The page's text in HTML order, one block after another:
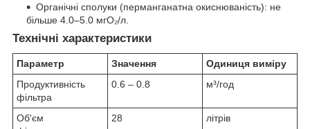
Органічні сполуки (перманганатна окиснюваність): не
більше 4.0–5.0 мгО₂/л.
Технічні характеристики
Параметр Значення
Одиниця виміру
Продуктивність
фільтра
0.6 – 0.8 м³/год
Об'єм
28 літрів